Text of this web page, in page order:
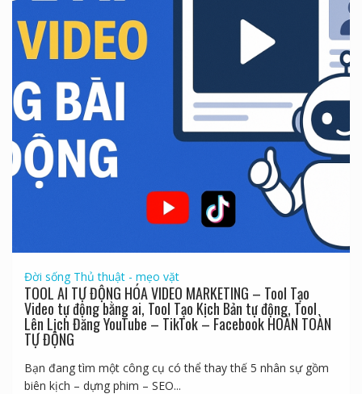
Đời sống Thủ thuật - mẹo vặt
TOOL AI TỰ ĐỘNG HÓA VIDEO MARKETING – Tool Tạo
Video tự động bằng ai, Tool Tạo Kịch Bản tự động, Tool
Lên Lịch Đăng YouTube – TikTok – Facebook HOÀN TOÀN
TỰ ĐỘNG
Bạn đang tìm một công cụ có thể thay thế 5 nhân sự gồm
biên kịch – dựng phim – SEO...